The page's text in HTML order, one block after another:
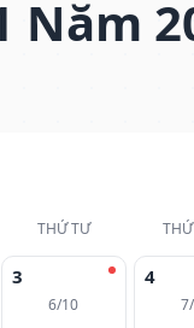
Năm
THỨ TƯ
3
6/10
4